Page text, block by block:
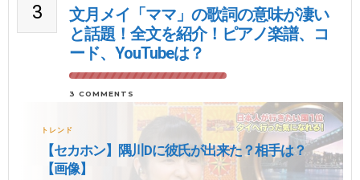
3
文月メイ「ママ」の歌詞の意味が凄い
と話題！全文を紹介！ピアノ楽譜、コ
ード、YouTubeは？
3 COMMENTS
トレンド
【セカホン】隅川Dに彼氏が出来た？相手は？
【画像】